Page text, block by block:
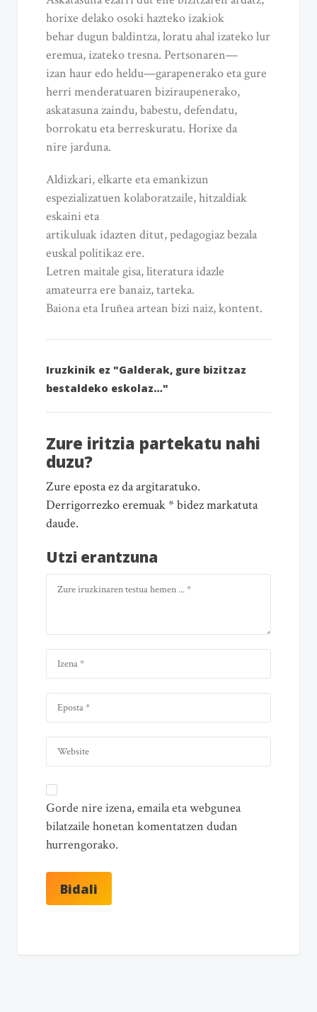
horixe delako osoki hazteko izakiok
behar dugun baldintza, loratu ahal izateko lur
eremua, izateko tresna. Pertsonaren—
izan haur edo heldu—garapenerako eta gure
herri menderatuaren biziraupenerako,
askatasuna zaindu, babestu, defendatu,
borrokatu eta berreskuratu. Horixe da
nire jarduna.
Aldizkari, elkarte eta emankizun
espezializatuen kolaboratzaile, hitzaldiak
eskaini eta
artikuluak idazten ditut, pedagogiaz bezala
euskal politikaz ere.
Letren maitale gisa, literatura idazle
amateurra ere banaiz, tarteka.
Baiona eta Iruñea artean bizi naiz, kontent.
Iruzkinik ez "Galderak, gure bizitzaz
bestaldeko eskolaz…"
Zure iritzia partekatu nahi
duzu?
Zure eposta ez da argitaratuko.
Derrigorrezko eremuak * bidez markatuta
daude.
Utzi erantzuna
Gorde nire izena, emaila eta webgunea
bilatzaile honetan komentatzen dudan
hurrengorako.